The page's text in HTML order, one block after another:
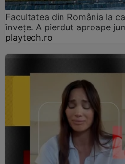
Facultatea din România la
înveţe. A pierdut aproape
playtech.ro